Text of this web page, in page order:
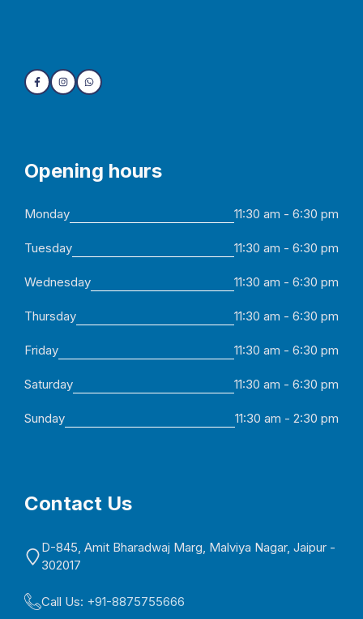
Opening hours
Monday 11:30 am - 6:30 pm
Tuesday 11:30 am - 6:30 pm
Wednesday 11:30 am - 6:30 pm
Thursday 11:30 am - 6:30 pm
Friday 11:30 am - 6:30 pm
Saturday 11:30 am - 6:30 pm
Sunday 11:30 am - 2:30 pm
Contact Us
D-845, Amit Bharadwaj Marg, Malviya Nagar, Jaipur -
302017
Call Us: +91-8875755666